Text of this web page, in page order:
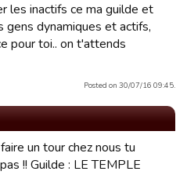
les inactifs ce ma guilde et
gens dynamiques et actifs,
pour toi.. on t'attends
Posted on 30/07/16 09:45.
un tour chez nous tu
!! Guilde : LE TEMPLE